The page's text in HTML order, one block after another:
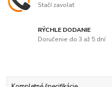
Stačí zavolať
RÝCHLE DODANIE
Doručenie do 3 až 5 dní